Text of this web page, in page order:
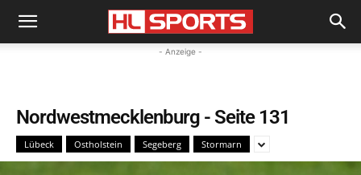
- Anzeige -
Nordwestmecklenburg - Seite 131
Lübeck Ostholstein Segeberg Stormarn